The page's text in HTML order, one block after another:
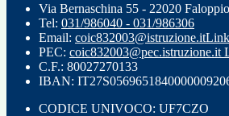
Via Bernaschina 55 - 22020
Tel: 031/986040 - 031/986306
Email: coic832003@istruzione.it
PEC: coic832003@pec.istruzione.it
C.F.: 80027270133
IBAN:
CODICE UNIVOCO: UF7CZO